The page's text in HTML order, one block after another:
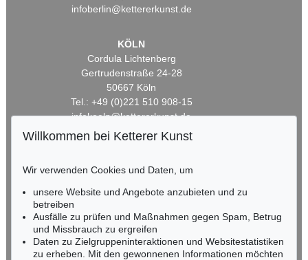
infoberlin@kettererkunst.de
KÖLN
Cordula Lichtenberg
Gertrudenstraße 24-28
50667 Köln
Tel.: +49 (0)221 510 908-15
infokoeln@kettererkunst.de
HESSEN
Miriam Heß
Tel.: +49 (0)62 21 58 80-038
Fax: +49 (0)62 21 58 80-595
infoheidelberg@kettererkunst.de
Willkommen bei Ketterer Kunst
Wir verwenden Cookies und Daten, um
unsere Website und Angebote anzubieten und zu
betreiben
Ausfälle zu prüfen und Maßnahmen gegen Spam, Betrug
und Missbrauch zu ergreifen
Daten zu Zielgruppeninteraktionen und Websitestatistiken
zu erheben. Mit den gewonnenen Informationen möchten